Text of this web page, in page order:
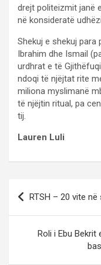
drejt politeizmit janë
në konsideratë
Shekuj e shekuj
Ibrahim dhe Ismail
urdhrat e të
ndoqi të njëjtat rite
miliona myslimanë
të njëjtin ritual, pa
tij.
Lauren Luli
Post
navigation
RTSH – 20 vite
Roli i Ebu